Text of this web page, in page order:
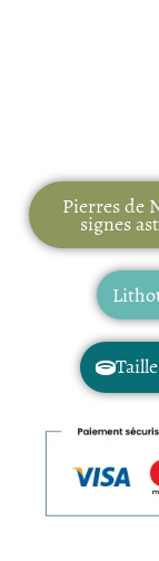
Pierres de
signes